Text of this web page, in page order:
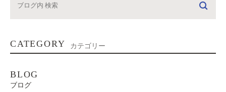
CATEGORY カテゴリー
BLOG
ブログ